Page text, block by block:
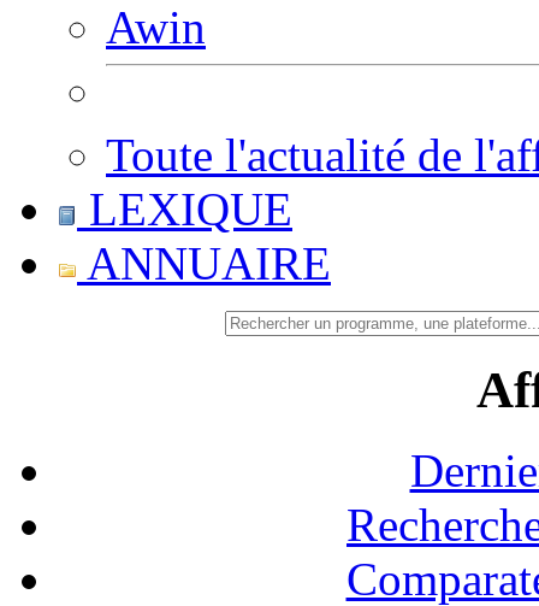
Awin
Toute l'actualité de
LEXIQUE
ANNUAIRE